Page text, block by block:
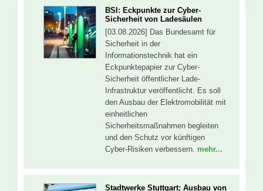
BSI: Eckpunkte zur Cyber-
Sicherheit von Ladesäulen
[03.08.2026] Das Bundesamt für
Sicherheit in der
Informationstechnik hat ein
Eckpunktepapier zur Cyber-
Sicherheit öffentlicher Lade-
Infrastruktur veröffentlicht. Es soll
den Ausbau der Elektromobilität mit
einheitlichen
Sicherheitsmaßnahmen begleiten
und den Schutz vor künftigen
Cyber-Risiken verbessern. mehr...
Stadtwerke Stuttgart: Ausbau von